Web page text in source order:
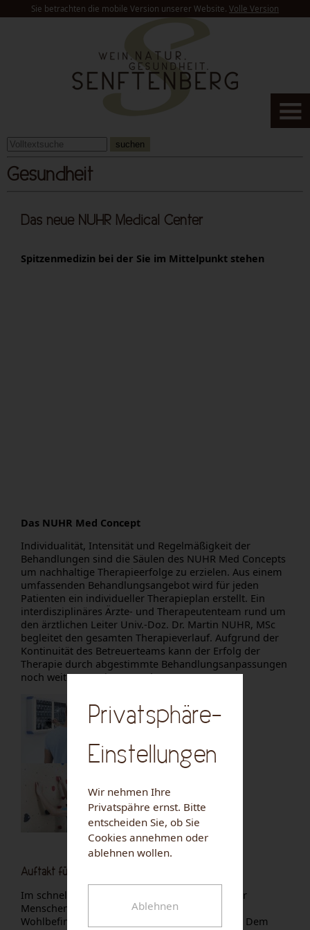
Sie betrachten die mobile Version unserer Website. Volle Version
suchen
Gesundheit
Das neue NUHR Medical Center
Spitzenmedizin bei der Sie im Mittelpunkt stehen
Das NUHR Med Concept
Individualität, Intensität und Regelmäßigkeit der
Behandlungen sind die Säulen des NUHR Med Concepts
um nachhaltige Therapieerfolge zu erzielen. Aus einem
umfassenden Behandlungsangebot wird für jeden
Patienten ein individueller Therapieplan erstellt. Ein
interdisziplinäres Ärzte- und Therapeutenteam rund um
den ärztlichen Leiter Univ.-Doz. Dr. Martin NUHR, MSc
begleitet den gesamten Therapieverlauf. Aufgrund der
Kontinuität des Betreuerteams kann der Erfolg der
Therapie durch abgestimmte Behandlungsanpassungen
noch weiter gesteigert werden.
Auftakt für ein gesünderes Leben
Im schnelllebigen, durchgetakteten Alltag vieler
Menschen werden die Gesundheit und das
Wohlbefinden oft auf eine harte Probe gestellt. Dem
Privatsphäre-
Einstellungen
Wir nehmen Ihre
Privatspähre ernst. Bitte
entscheiden Sie, ob Sie
Cookies annehmen oder
ablehnen wollen.
Ablehnen